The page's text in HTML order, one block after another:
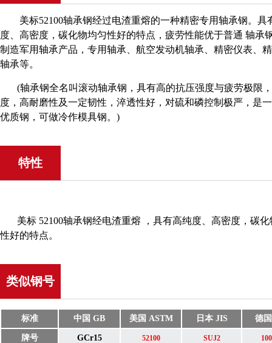
美标52100轴承钢经过电渣重熔的一种精密专用轴承钢。具
度、高密度，碳化物均匀性好的特点，疲劳性能优于普通 轴承
制造军用轴承产品，专用轴承、航空发动机轴承、精密仪表、
轴承等。
(轴承钢全名叫滚动轴承钢，具有高的抗压强度与疲劳极限
度，高耐磨性及一定韧性，淬透性好，对硫和磷控制极严，是
优质钢，可做冷作模具钢。)
特性
美标 52100轴承钢经电渣重熔 ，具有高纯度、高密度，碳
性好的特点。
类似钢号
标准 中国 GB 美国 ASTM 日本 JIS 德
牌号 GCr15 52100 SUJ2